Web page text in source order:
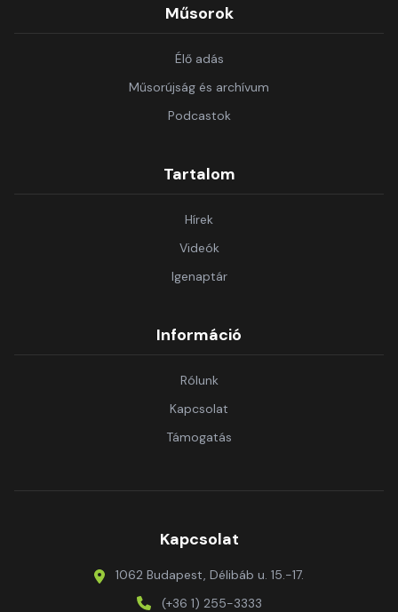
Műsorok
Élő adás
Műsorújság és archívum
Podcastok
Tartalom
Hírek
Videók
Igenaptár
Információ
Rólunk
Kapcsolat
Támogatás
Kapcsolat
1062 Budapest, Délibáb u. 15.-17.
(+36 1) 255-3333